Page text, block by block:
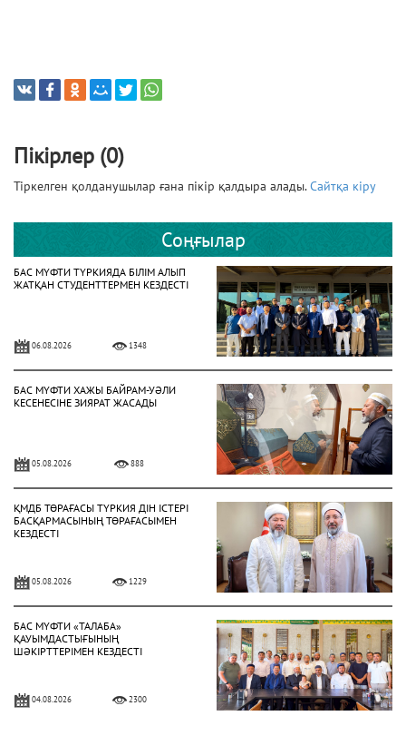
Пікірлер (0)
Тіркелген қолданушылар ғана пікір қалдыра алады.Сайтқа кіру
Соңғылар
БАС МҮФТИ ТҮРКИЯДА БІЛІМ АЛЫП
ЖАТҚАН СТУДЕНТТЕРМЕН КЕЗДЕСТІ
06.08.2026 1348
БАС МҮФТИ ХАЖЫ БАЙРАМ-УӘЛИ
КЕСЕНЕСІНЕ ЗИЯРАТ ЖАСАДЫ
05.08.2026 888
ҚМДБ ТӨРАҒАСЫ ТҮРКИЯ ДІН ІСТЕРІ
БАСҚАРМАСЫНЫҢ ТӨРАҒАСЫМЕН
КЕЗДЕСТІ
05.08.2026 1229
БАС МҮФТИ «ТАЛАБА»
ҚАУЫМДАСТЫҒЫНЫҢ
ШӘКІРТТЕРІМЕН КЕЗДЕСТІ
04.08.2026 2300